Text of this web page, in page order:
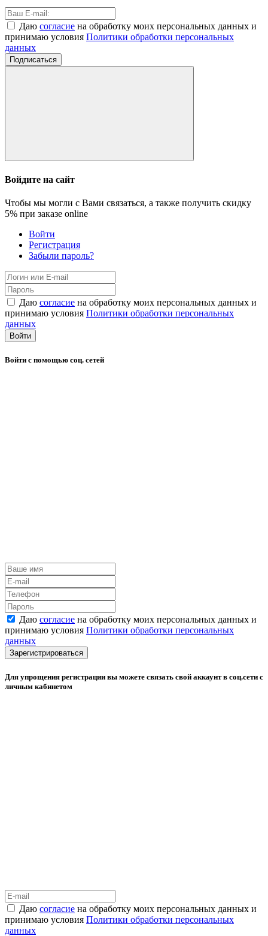
Даю согласие на обработку моих персональных данных и
принимаю условия Политики обработки персональных
данных
Подписаться
Войдите на сайт
Чтобы мы могли с Вами связаться, а также получить скидку
5% при заказе online
Войти
Регистрация
Забыли пароль?
Даю согласие на обработку моих персональных данных и
принимаю условия Политики обработки персональных
данных
Войти
Войти с помощью соц. сетей
Даю согласие на обработку моих персональных данных и
принимаю условия Политики обработки персональных
данных
Зарегистрироваться
Для упрощения регистрации вы можете связать свой аккаунт в соц.сети с
личным кабинетом
Даю согласие на обработку моих персональных данных и
принимаю условия Политики обработки персональных
данных